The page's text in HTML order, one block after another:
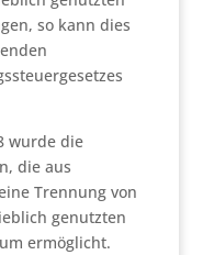
so kann dies
wurde die
die aus
Trennung von
genutzten
ermöglicht.